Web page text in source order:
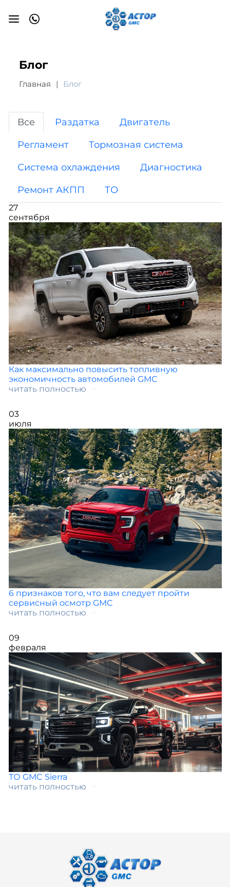
Блог
Главная Блог
Все Раздатка
Двигатель
Регламент
Тормозная система
Система охлаждения
Диагностика
Ремонт АКПП
ТО
27
сентября
Как максимально повысить топливную
экономичность автомобилей GMC
читать полностью
03
июля
6 признаков того, что вам следует пройти
сервисный осмотр GMC
читать полностью
09
февраля
ТО GMC Sierra
читать полностью